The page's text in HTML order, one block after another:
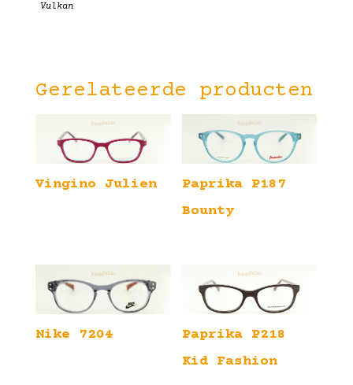
Vulkan
Gerelateerde producten
Vingino Julien
Paprika P187
Bounty
Nike 7204
Paprika P218
Kid Fashion